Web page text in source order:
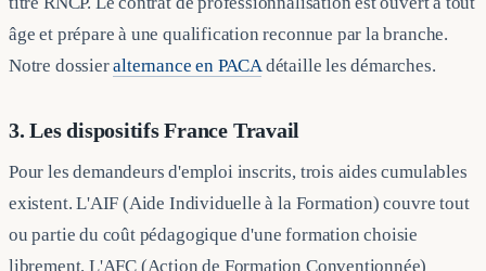
âge et prépare à une qualification reconnue par la branche.
Notre dossieralternance en PACAdétaille les démarches.
3. Les dispositifs France Travail
Pour les demandeurs d'emploi inscrits, trois aides cumulables
existent. L'AIF (Aide Individuelle à la Formation) couvre tout
ou partie du coût pédagogique d'une formation choisie
librement. L'AFC (Action de Formation Conventionnée)